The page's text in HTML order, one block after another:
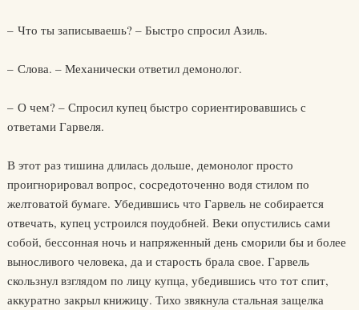
– Что ты записываешь? – Быстро спросил Азиль.
– Слова. – Механически ответил демонолог.
– О чем? – Спросил купец быстро сориентировавшись с
ответами Гарвеля.
В этот раз тишина длилась дольше, демонолог просто
проигнорировал вопрос, сосредоточенно водя стилом по
желтоватой бумаге. Убедившись что Гарвель не собирается
отвечать, купец устроился поудобней. Веки опустились сами
собой, бессонная ночь и напряженный день сморили бы и более
выносливого человека, да и старость брала свое. Гарвель
скользнул взглядом по лицу купца, убедившись что тот спит,
аккуратно закрыл книжицу. Тихо звякнула стальная защелка